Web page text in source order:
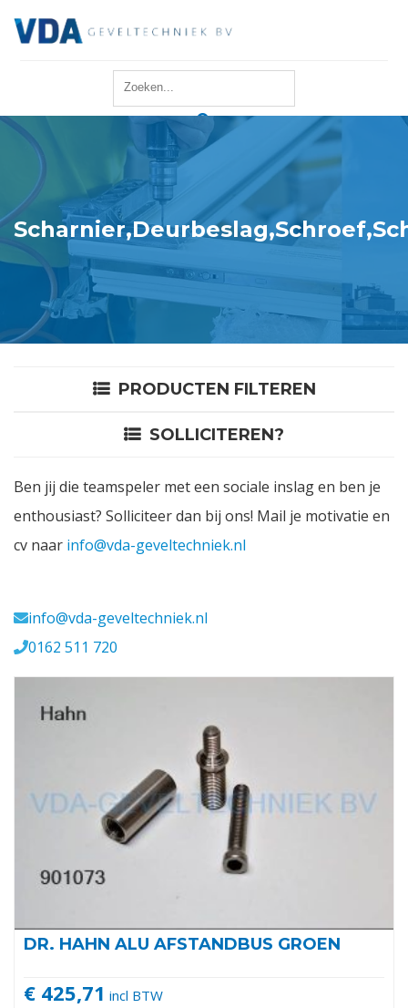
Reparatie
Onderhoud
Merken
Producten
Offerte
Login
Vacatures
PRODUCTEN FILTEREN
SOLLICITEREN?
Ben jij die teamspeler met een sociale inslag en ben je
enthousiast? Solliciteer dan bij ons! Mail je motivatie en
cv naar info@vda-geveltechniek.nl
info@vda-geveltechniek.nl
0162 511 720
DR. HAHN ALU AFSTANDBUS GROEN
€ 425,71 incl BTW